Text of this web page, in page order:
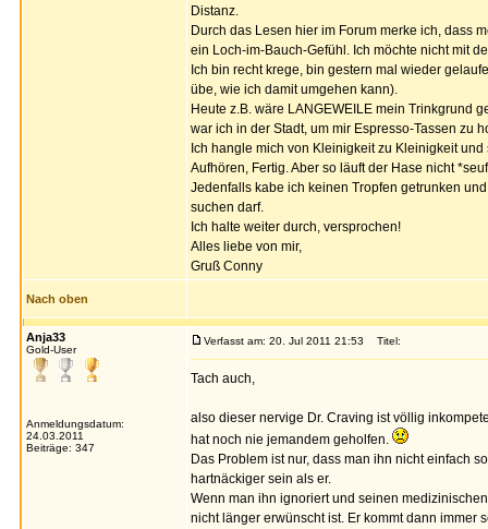
Distanz.
Durch das Lesen hier im Forum merke ich, dass
ein Loch-im-Bauch-Gefühl. Ich möchte nicht mit
Ich bin recht krege, bin gestern mal wieder
übe, wie ich damit umgehen kann).
Heute z.B. wäre LANGEWEILE mein Trinkgrund
war ich in der Stadt, um mir Espresso-Tassen zu
Ich hangle mich von Kleinigkeit zu Kleinigkeit
Aufhören, Fertig. Aber so läuft der Hase nicht
Jedenfalls kabe ich keinen Tropfen getrunken
suchen darf.
Ich halte weiter durch, versprochen!
Alles liebe von mir,
Gruß Conny
Nach oben
Anja33
Gold-User
Anmeldungsdatum:
24.03.2011
Beiträge: 347
Verfasst am: 20. Jul 2011 21:53 Titel:
Tach auch,
also dieser nervige Dr. Craving ist völlig
hat noch nie jemandem geholfen.
Das Problem ist nur, dass man ihn nicht einfach
hartnäckiger sein als er.
Wenn man ihn ignoriert und seinen
nicht länger erwünscht ist. Er kommt dann